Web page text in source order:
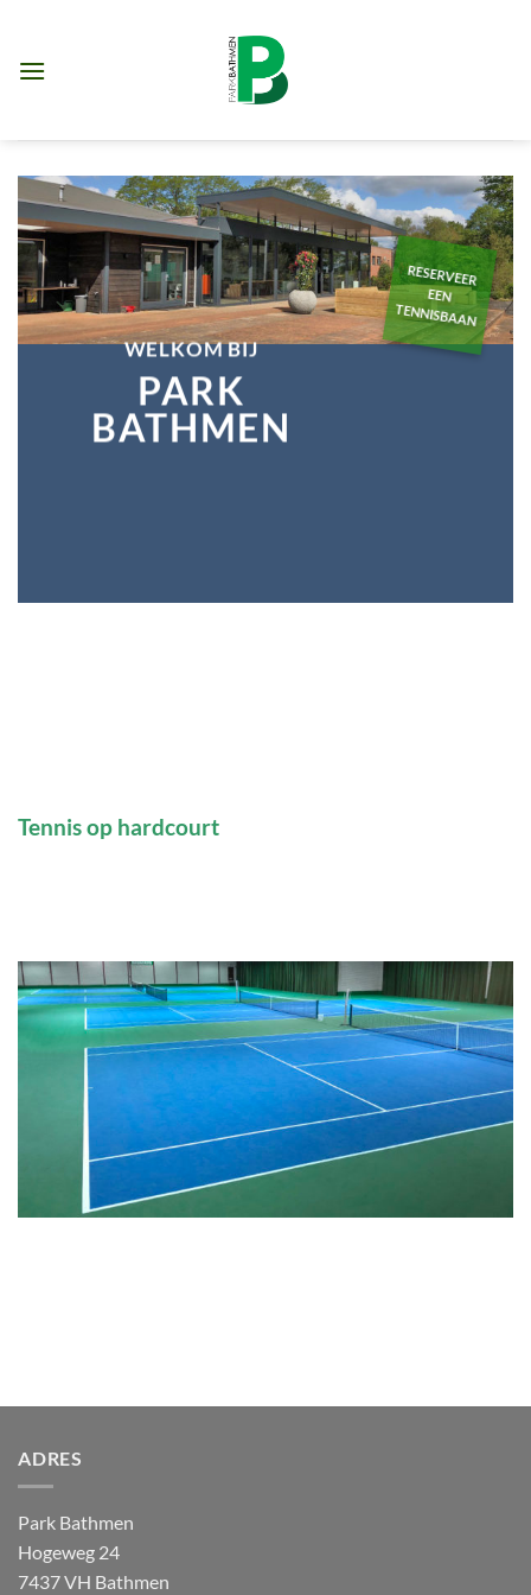
inhoud
WELKOM BIJ
PARK
BATHMEN
RESERVEER
EEN
TENNISBAAN
Tennis op hardcourt
ADRES
Park Bathmen
Hogeweg 24
7437 VH Bathmen